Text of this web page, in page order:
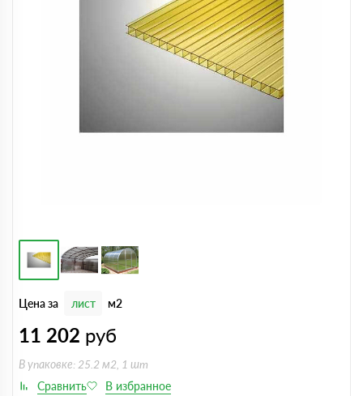
Цена за лист м2
11 202 руб
В упаковке: 25.2 м2, 1 шт